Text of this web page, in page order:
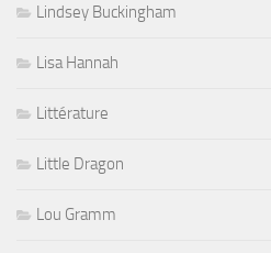
Lindsey Buckingham
Lisa Hannah
Littérature
Little Dragon
Lou Gramm